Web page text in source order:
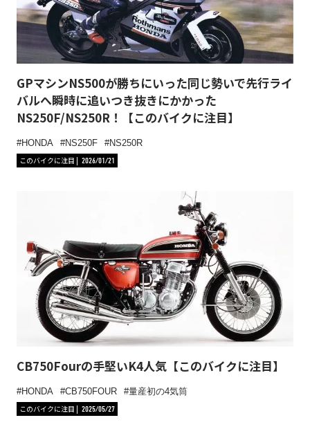
GPマシンNS500が勝ちにいった同じ勢いで先行ライ
バルへ瞬時に追いつき抜きにかかった
NS250F/NS250R！【このバイクに注目】
HONDA NS250F
NS250R
このバイクに注目
2026/01/21
CB750Fourの手堅いK4人気【このバイクに注目】
HONDA CB750FOUR
量産初の4気筒
このバイクに注目
2025/05/27